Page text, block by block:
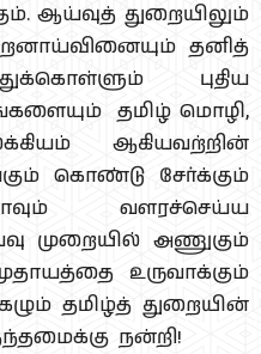
ஆய்வுத் துறையிலும்
தனித்
புதிய
தமிழ் மொழி,
ஆகியவற்றின்
கொண்டு சேர்க்கும்
வளரச்செய்ய
முறையில் அணுகும்
உருவாக்கும்
தமிழ்த் துறையின்
நன்றி!